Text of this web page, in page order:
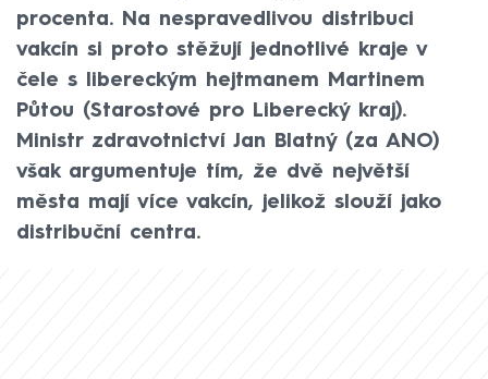
procenta. Na nespravedlivou distribuci
vakcín si proto stěžují jednotlivé kraje v
čele s libereckým hejtmanem Martinem
Půtou (Starostové pro Liberecký kraj).
Ministr zdravotnictví Jan Blatný (za ANO)
však argumentuje tím, že dvě největší
města mají více vakcín, jelikož slouží jako
distribuční centra.